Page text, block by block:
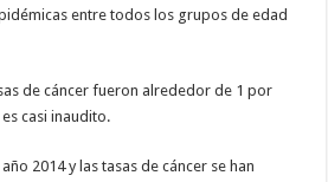
entre todos los grupos de edad
de cáncer fueron alrededor de 1 por
casi inaudito.
2014 y las tasas de cáncer se han